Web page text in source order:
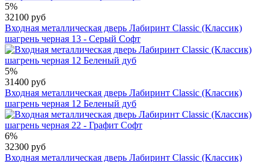
5%
32100 руб
Входная металлическая дверь Лабиринт Classic (Классик)
шагрень черная 13 - Серый Софт
5%
31400 руб
Входная металлическая дверь Лабиринт Classic (Классик)
шагрень черная 12 Беленый дуб
6%
32300 руб
Входная металлическая дверь Лабиринт Classic (Классик)